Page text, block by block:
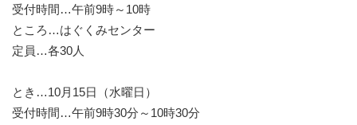
受付時間…午前9時～10時
ところ…はぐくみセンター
定員…各30人
とき…10月15日（水曜日）
受付時間…午前9時30分～10時30分